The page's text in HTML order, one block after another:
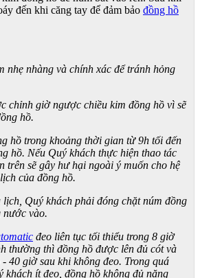
đến khi căng tay để đảm bảo đồng hồ
nhẹ nhàng và chính xác để tránh hỏng
chỉnh giờ ngược chiều kim đồng hồ vì sẽ
hồ.
hồ trong khoảng thời gian từ 9h tối đến
hồ. Nếu Quý khách thực hiện thao tác
trên sẽ gây hư hại ngoài ý muốn cho hệ
của đồng hồ.
Quý khách phải đóng chặt núm đồng
nước vào.
đeo liên tục tối thiểu trong 8 giờ
thường thì đồng hồ được lên đủ cót và
40 giờ sau khi không đeo. Trong quá
khách ít đeo, đồng hồ không đủ năng